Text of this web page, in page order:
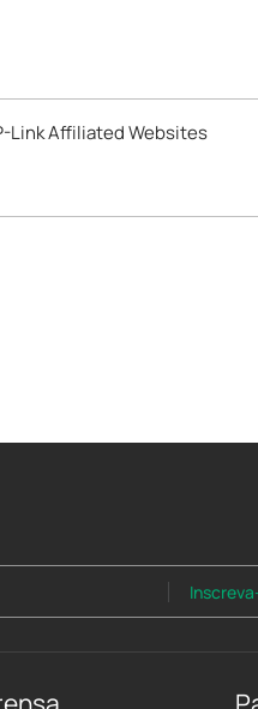
Link Affiliated Websites